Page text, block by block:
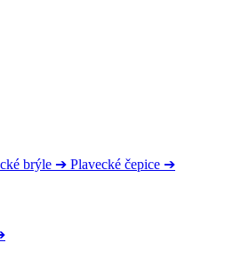
brýle ➔ Plavecké čepice ➔